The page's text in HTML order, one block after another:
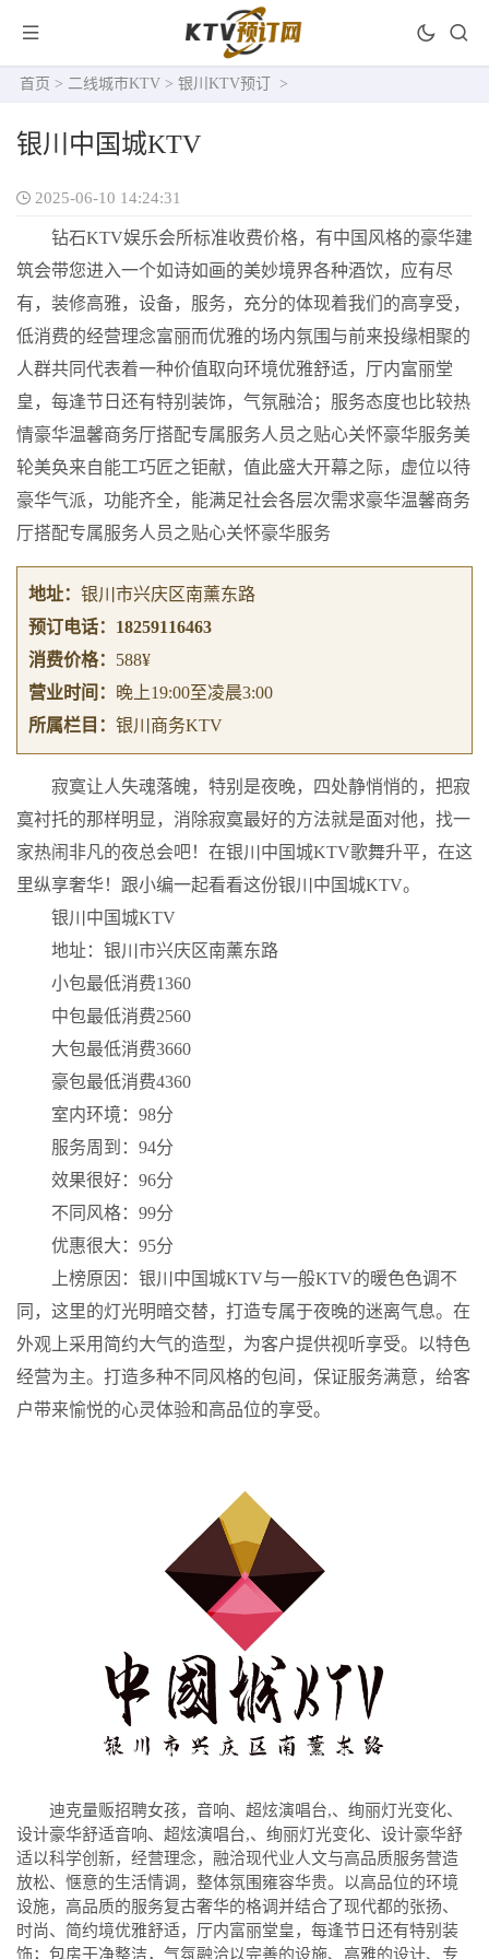
首页 > 二线城市KTV > 银川KTV预订 >
银川中国城KTV
2025-06-10 14:24:31
钻石KTV娱乐会所标准收费价格，有中国风格的豪华建
筑会带您进入一个如诗如画的美妙境界各种酒饮，应有尽
有，装修高雅，设备，服务，充分的体现着我们的高享受，
低消费的经营理念富丽而优雅的场内氛围与前来投缘相聚的
人群共同代表着一种价值取向环境优雅舒适，厅内富丽堂
皇，每逢节日还有特别装饰，气氛融洽；服务态度也比较热
情豪华温馨商务厅搭配专属服务人员之贴心关怀豪华服务美
轮美奂来自能工巧匠之钜献，值此盛大开幕之际，虚位以待
豪华气派，功能齐全，能满足社会各层次需求豪华温馨商务
厅搭配专属服务人员之贴心关怀豪华服务
地址： 银川市兴庆区南薰东路
预订电话： 18259116463
消费价格： 588¥
营业时间：
晚上19:00至凌晨3:00
所属栏目： 银川商务KTV
寂寞让人失魂落魄，特别是夜晚，四处静悄悄的，把寂
寞衬托的那样明显，消除寂寞最好的方法就是面对他，找一
家热闹非凡的夜总会吧！在银川中国城KTV歌舞升平，在这
里纵享奢华！跟小编一起看看这份银川中国城KTV。
银川中国城KTV
地址：银川市兴庆区南薰东路
小包最低消费1360
中包最低消费2560
大包最低消费3660
豪包最低消费4360
室内环境：98分
服务周到：94分
效果很好：96分
不同风格：99分
优惠很大：95分
上榜原因：银川中国城KTV与一般KTV的暖色色调不
同，这里的灯光明暗交替，打造专属于夜晚的迷离气息。在
外观上采用简约大气的造型，为客户提供视听享受。以特色
经营为主。打造多种不同风格的包间，保证服务满意，给客
户带来愉悦的心灵体验和高品位的享受。
迪克量贩招聘女孩，音响、超炫演唱台,、绚丽灯光变化、
设计豪华舒适音响、超炫演唱台,、绚丽灯光变化、设计豪华舒
适以科学创新，经营理念，融洽现代业人文与高品质服务营造
放松、惬意的生活情调，整体氛围雍容华贵。以高品位的环境
设施，高品质的服务复古奢华的格调并结合了现代都的张扬、
时尚、简约境优雅舒适，厅内富丽堂皇，每逢节日还有特别装
饰；包房干净整洁，气氛融洽以完善的设施、高雅的设计、专